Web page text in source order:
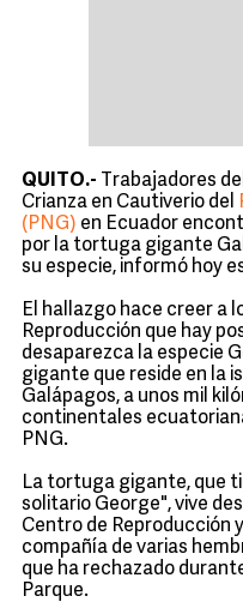
QUITO.- Trabajadores
Crianza en Cautiverio del
(PNG) en Ecuador
por la tortuga gigante
su especie, informó hoy
El hallazgo hace creer a
Reproducción que hay
desaparezca la especie
gigante que reside en la
Galápagos, a unos mil
continentales
PNG.
La tortuga gigante, que
solitario George", vive
Centro de Reproducción
compañía de varias
que ha rechazado
Parque.